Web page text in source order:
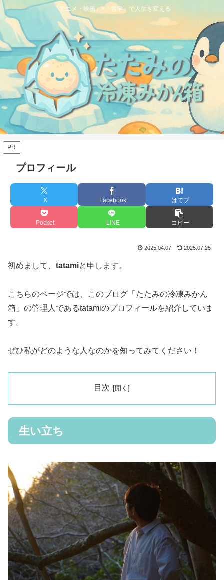
「アニメ・映画」×「哲学」で人生を変える
PR
プロフィール
X Facebook はてブ
Pocket LINE コピー
2025.04.07 2025.07.25
初めまして、 tatamiと申します。
こちらのページでは、このブログ「たたみの冷凍みかん
箱」の管理人であるtatamiのプロフィールを紹介していま
す。
ぜひ私がどのような人なのかを知ってみてください！
目次
生い立ち